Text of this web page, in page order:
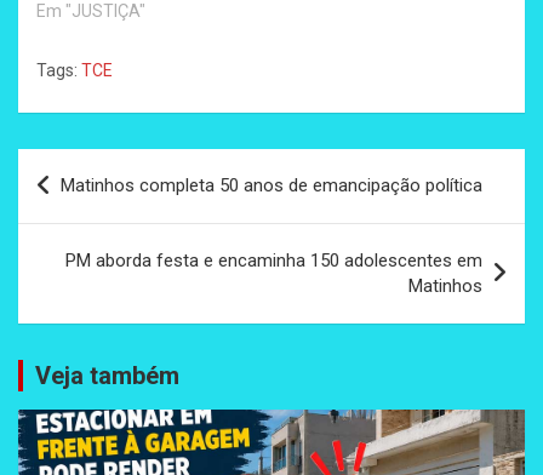
Em "JUSTIÇA"
Tags: TCE
Navegação
de
Post
Matinhos completa 50 anos de emancipação política
PM aborda festa e encaminha 150 adolescentes em
Matinhos
Veja também